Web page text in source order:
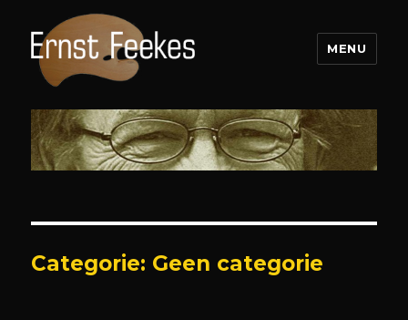
Ernst Feekes
MENU
Categorie: Geen categorie